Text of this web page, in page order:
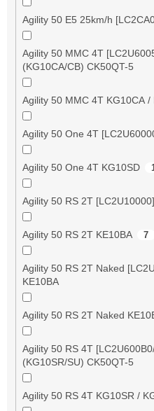
Agility 50 E5 25km/h
Agility 50 MMC 4T
(KG10CA/CB) CK50QT-5
Agility 50 MMC 4T KG10CA /
Agility 50 One 4T
Agility 50 One 4T KG10SD
Agility 50 RS 2T
Agility 50 RS 2T KE10BA 7
Agility 50 RS 2T Naked
KE10BA
Agility 50 RS 2T Naked
Agility 50 RS 4T
(KG10SR/SU) CK50QT-5
Agility 50 RS 4T KG10SR /